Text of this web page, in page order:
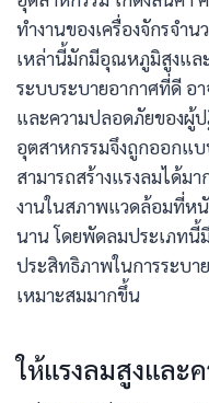
ทำงานของเครื่องจักรจำ
เหล่านี้มักมีอุณหภูมิสูงแล
ระบบระบายอากาศที่ดี อ
และความปลอดภัยของผู้
อุตสาหกรรมจึงถูกออกแ
สามารถสร้างแรงลมได้ม
งานในสภาพแวดล้อมที่หนั
นาน โดยพัดลมประเภทนี้
ประสิทธิภาพในการระบ
เหมาะสมมากขึ้น
ให้แรงลมสูงและ